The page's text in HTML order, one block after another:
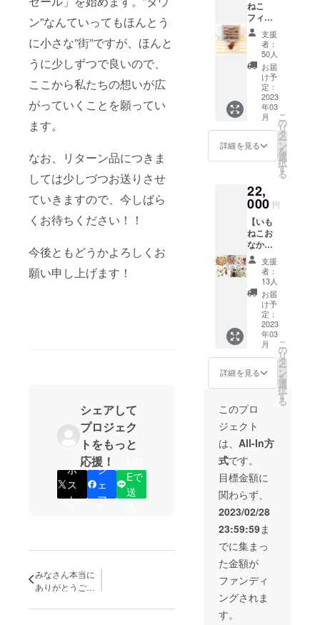
ン”なんていってもほんとう
に小さな”街”ですが、ほんと
うに少しずつで良いので、
ここから私たちの想いが広
がっていくことを願ってい
ます。
なお、リターン品につきま
しては少しづつお送りさせ
ていきますので、今しばら
くお待ちください！！
今後ともどうかよろしくお
願い申し上げます！
シェアして
プロジェク
トをもっと
応援！
ポ
ス
ト
シ
ェ
ア
Eで
送
みなさん本当に
ありがとうござ
もねこ
クッ
キー
CAMPF
IREセッ
ト いも
ねこ
クッ
キー６
個入 大
好評の
いもね
こクッ
かない
ことも
(^^♪ い
もねこ
パティ
シエさ
んとい
もねこ
で働く
みんな
がここ
ろを込
めてつ
くった
６種入
ト。 添
加物を
限り抑
え、サ
クサク
柔らか
にも優
しい
味！ ②
オリジ
ナル
CD「LI
VE FOR
LIVES
」
POWER
OF
HOPE
いもね
フィ
にゃん
シェも
入った
豪華
コー
ス！ ・
いもね
こクッ
キー
CAMPF
IRE12
個セッ
（5,500
品） ・
フィ
にゃん
シェ12
個入り
セット
（2,260
円の
品） ・
「LIVE
FOR
LIVES
POWER
HOPE
直筆
別限定
（2,200
円以上
の価値
の品）
・「
Beautif
ul」
POWER
HOPE
シン
グル
CD（1,
100円の
品）
▽▽▽
ねこ
フィ
にゃん
シェ大
好き
コー
ス】 ※
フィ
にゃん
シェ２
セット
欲し
いって
方のた
めに！
ねこ
クッ
キー
CAMPF
IRE12
個セッ
ト
（5,500
円の
品） ・
フィ
にゃん
シェ
CAMPF
IRE12
個入り
セット
品）×２
▽▽▽
▽▽▽
▽▽▽
▽ ① い
もねこ
クッ
キー
CAMPF
IREセッ
ト いも
ねこ
クッ
キー12
個入り
(^^♪ 大
好評の
いもね
支援
者：
50人
お届
け予
定：
2023
年03
月
詳細を見る
こ
の
リ
タ
ー
ン
を
選
択
す
る
22,
000 円
【いも
ねこお
なか
いっぱ
いコー
ス】 ※
いもね
このす
べてを
詰め込
んだお
なか
いっぱ
い大満
足の
コー
ス！ ・
いもね
こクッ
キー
CAMPF
IRE12
個セッ
ト
（5,500
円の
品）×
２ ・
フィ
にゃん
シェ
CAMPF
IRE12
個入り
支援
者：
13人
お届
け予
定：
2023
年03
月
詳細を見る
こ
の
リ
タ
ー
ン
を
選
択
す
る
このプロ
ジェクト
は、 All-In方
式です。
目標金額に
関わらず、
2023/02/28
23:59:59ま
でに集まっ
た金額が
ファンディ
ングされま
す。